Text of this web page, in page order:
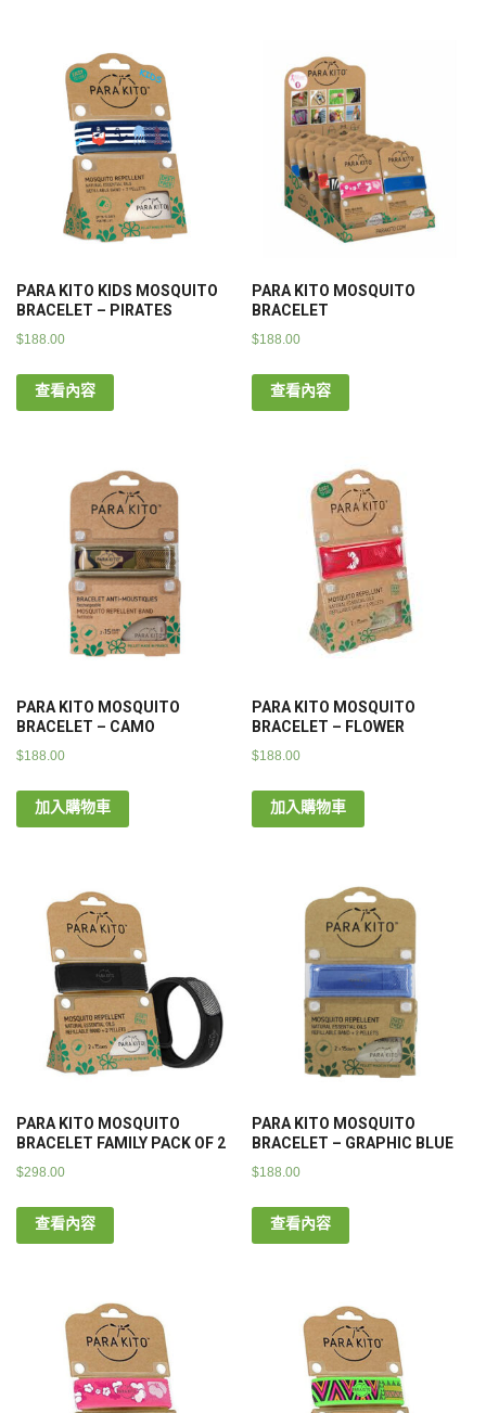
PARA KITO KIDS MOSQUITO
BRACELET – PIRATES
$188.00
查看內容
PARA KITO MOSQUITO
BRACELET
$188.00
查看內容
PARA KITO MOSQUITO
BRACELET – CAMO
$188.00
加入購物車
PARA KITO MOSQUITO
BRACELET – FLOWER
$188.00
加入購物車
PARA KITO MOSQUITO
BRACELET FAMILY PACK OF 2
$298.00
查看內容
PARA KITO MOSQUITO
BRACELET – GRAPHIC BLUE
$188.00
查看內容